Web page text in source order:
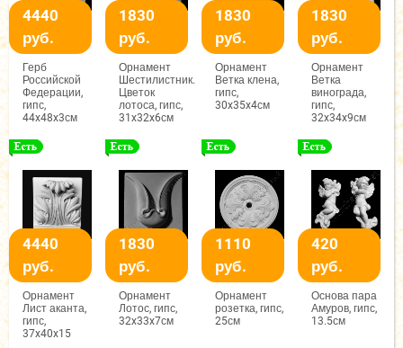
4440
руб.
Герб
Российской
Федерации,
гипс,
44x48x3см
1830
руб.
Орнамент
Шестилистник.
Цветок
лотоса, гипс,
31x32x6см
1830
руб.
Орнамент
Ветка клена,
гипс,
30x35x4см
1830
руб.
Орнамент
Ветка
винограда,
гипс,
32x34x9см
4440
руб.
Орнамент
Лист аканта,
гипс,
37x40x15
1830
руб.
Орнамент
Лотос, гипс,
32x33x7см
1110
руб.
Орнамент
розетка, гипс,
25см
420
руб.
Основа пара
Амуров, гипс,
13.5см